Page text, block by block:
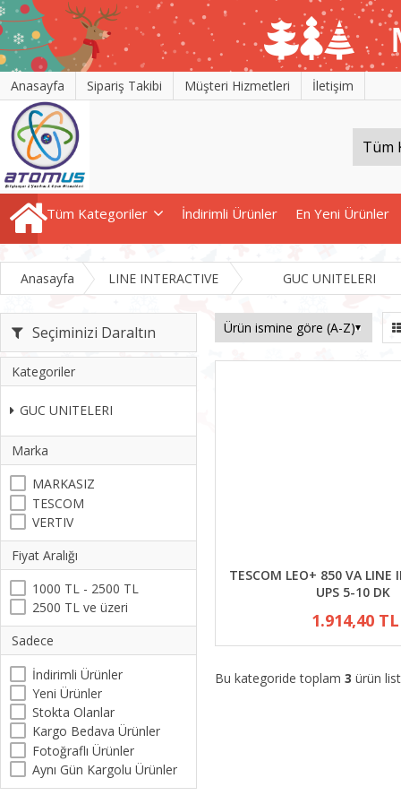
Anasayfa Sipariş Takibi Müşteri Hizmetleri İletişim
Tüm Kategoriler İndirimli Ürünler En Yeni Ürünler
Anasayfa LINE INTERACTIVE GUC UNITELERI
Seçiminizi Daraltın
Kategoriler
GUC UNITELERI
Marka
MARKASIZ
TESCOM
VERTIV
Fiyat Aralığı
1000 TL - 2500 TL
2500 TL ve üzeri
Sadece
İndirimli Ürünler
Yeni Ürünler
Stokta Olanlar
Kargo Bedava Ürünler
Fotoğraflı Ürünler
Aynı Gün Kargolu Ürünler
TESCOM LEO+ 850 VA LINE
UPS 5-10 DK
1.914,40 TL
Bu kategoride toplam 3 ürün